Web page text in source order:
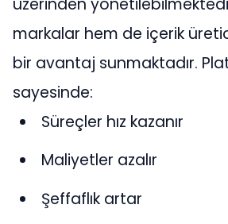
üzerinden
markalar hem de içerik
bir avantaj sunmaktadır.
sayesinde:
Süreçler hız kazanır
Maliyetler azalır
Şeffaflık artar